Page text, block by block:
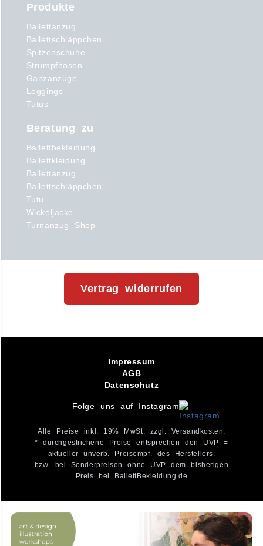
Produkte
Ballettanzug
Ballettschläppchen
Spitzenschuhe
Strumpfhosen
Ganzanzüge
Leggings
Tutus
Beratung zu
Ballettbekleidung
Ballettkleidung
Ballettanzug
Ballettschläppchen
Tutu
Wickeljacke
Turnanzug Shop
Vertrag widerrufen
Impressum
AGB
Datenschutz
Folge uns auf Instagram
Alle Preise inkl. 19% MwSt. zzgl. Versandkosten.
* durchgestrichene Preise entsprechen den UVP =
aktueller unverb. Preisempf. des Herstellers.
bzw. bei Sonderpreisen ohne UVP dem bisherigen
Preis bei BallettBekleidung.de